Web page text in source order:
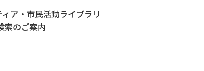
ィア・市民活動ライブラリ
索のご案内